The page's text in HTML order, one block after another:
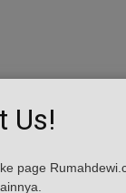
Us!
page